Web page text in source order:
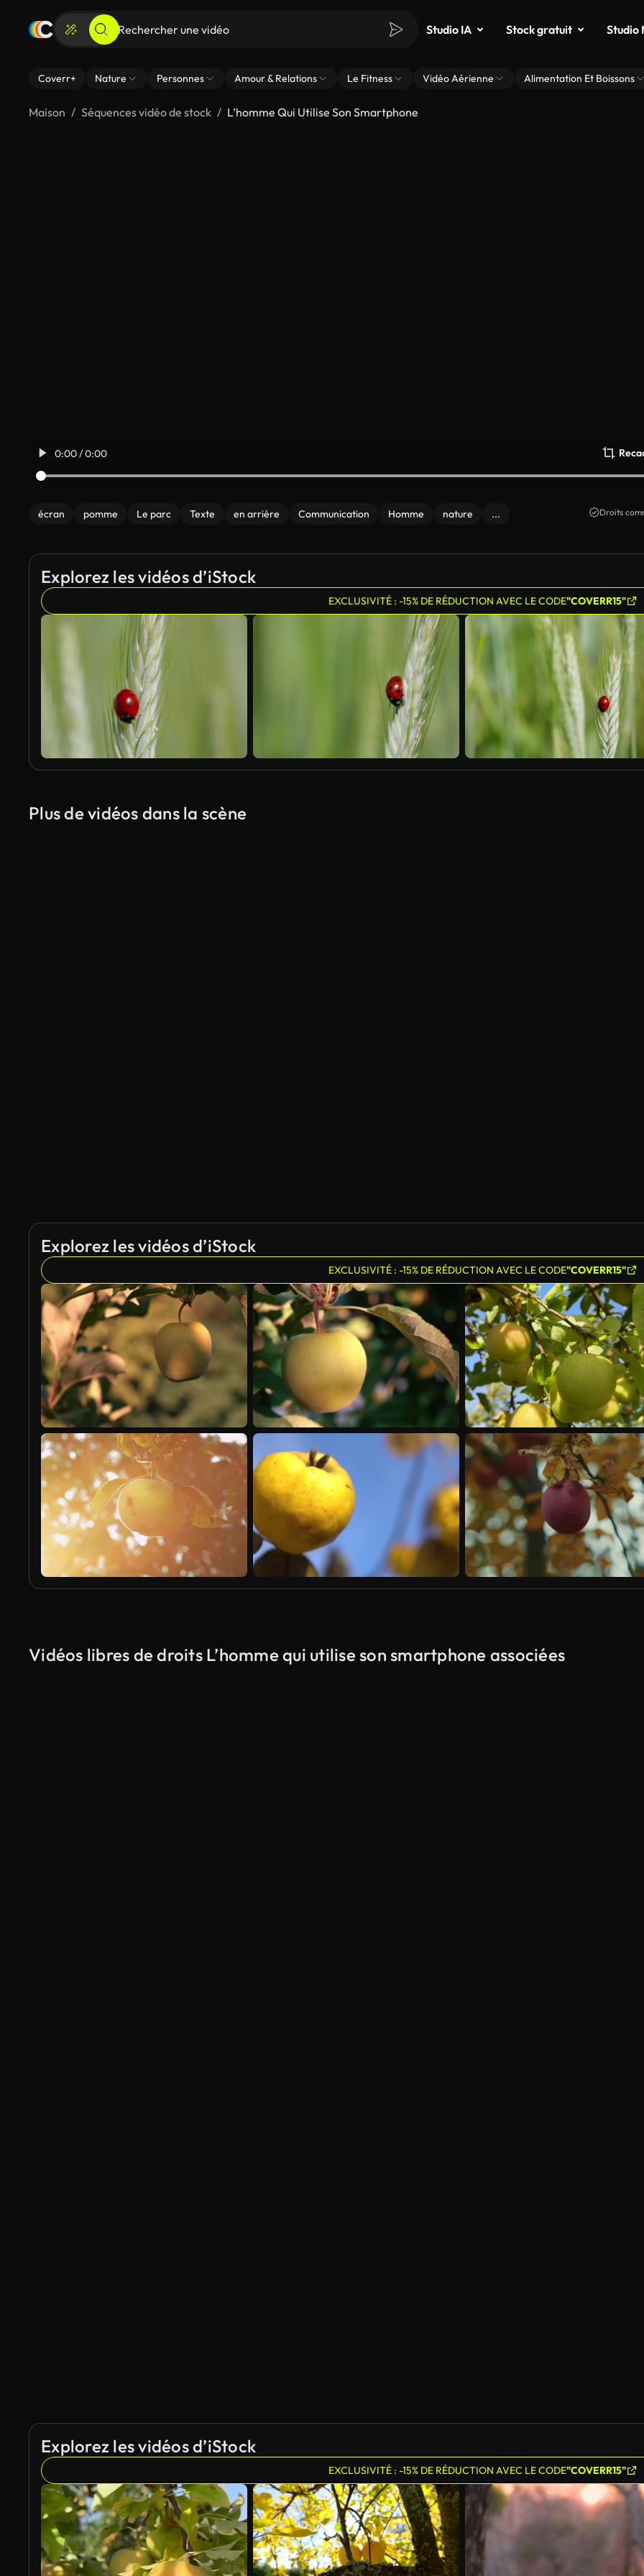
Studio IA Stock gratuit Studio
Coverr+ Nature Personnes Amour & Relations Le Fitness Vidéo Aérienne Alimentation Et Boissons
Maison Séquences vidéo de stock L’homme Qui Utilise Son Smartphone
0:00 / 0:00
écran pomme Le parc Texte en arrière Communication Homme nature ... Droits
Explorez les vidéos d’iStock
EXCLUSIVITÉ : -15% DE RÉDUCTION AVEC LE CODE"COVERR15"
Plus de vidéos dans la scène
Explorez les vidéos d’iStock
EXCLUSIVITÉ : -15% DE RÉDUCTION AVEC LE CODE"COVERR15"
Vidéos libres de droits L’homme qui utilise son smartphone associées
Explorez les vidéos d’iStock
EXCLUSIVITÉ : -15% DE RÉDUCTION AVEC LE CODE"COVERR15"